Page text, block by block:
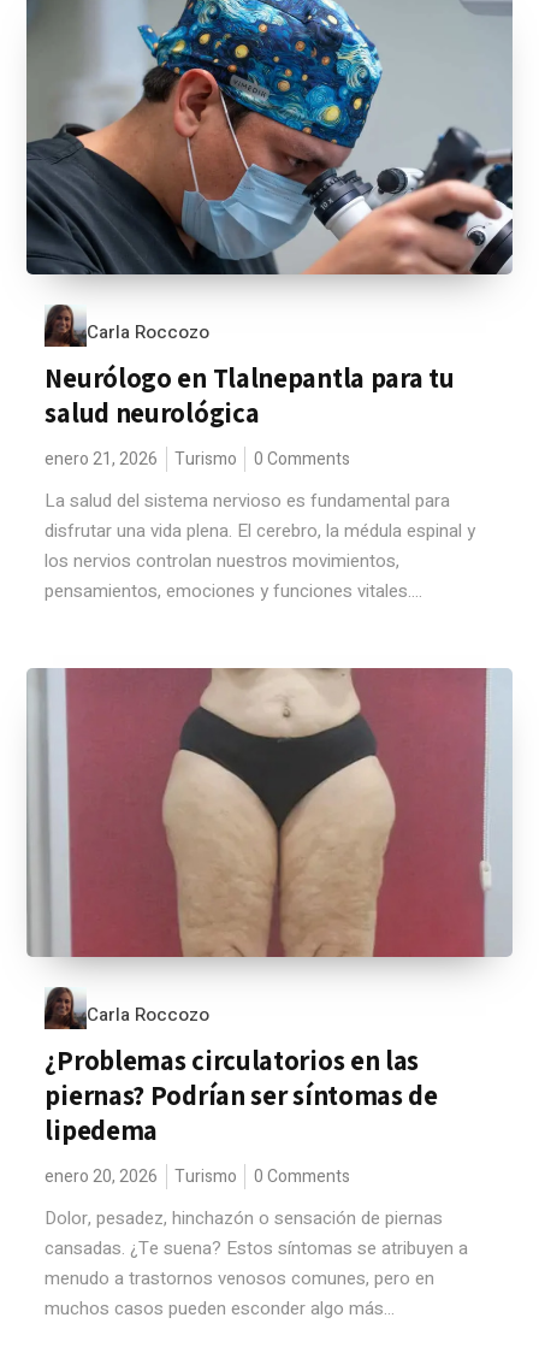
Carla Roccozo
Neurólogo en Tlalnepantla para tu
salud neurológica
enero 21, 2026 Turismo 0 Comments
La salud del sistema nervioso es fundamental para
disfrutar una vida plena. El cerebro, la médula espinal y
los nervios controlan nuestros movimientos,
pensamientos, emociones y funciones vitales....
Carla Roccozo
¿Problemas circulatorios en las
piernas? Podrían ser síntomas de
lipedema
enero 20, 2026 Turismo 0 Comments
Dolor, pesadez, hinchazón o sensación de piernas
cansadas. ¿Te suena? Estos síntomas se atribuyen a
menudo a trastornos venosos comunes, pero en
muchos casos pueden esconder algo más...